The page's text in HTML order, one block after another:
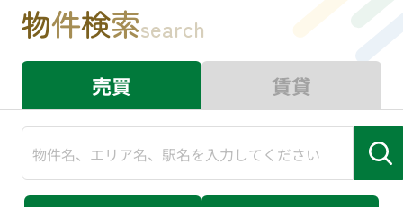
物件検索search
売買 賃貸